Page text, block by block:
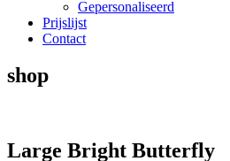
Gepersonaliseerd
Prijslijst
Contact
shop
Large Bright Butterfly